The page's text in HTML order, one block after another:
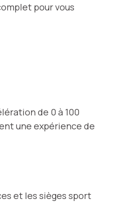
pour vous
de 0 à 100
une expérience de
et les sièges sport